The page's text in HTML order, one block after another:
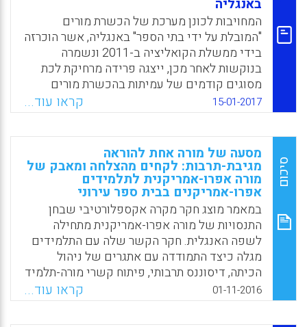
באנגליה
המחויבות לכונן מערכת של הכשרת מורים
"המובלת על ידי בתי הספר" באנגליה, אשר הוכרזה
בידי ממשלת הקואליציה ב-2011 ונשמרה
בנוקשות לאחר מכן, ייצגה פרידה מרחיקת לכת
מסוגים קודמים של עמיתות בהכשרת מורים
ראשונית. ב-2014, הממשלה כוננה "סקירה של
הכשרת מורים ראשונית", בהובלתו של מנהל בית
ספר יסודי, סר אנדרו קרטר. דבר זה נתן אות
להכרה בהכשרת מורים כ"בעיית מדיניות",
במונחים של מרילין קוכרן-סמית. הדוח, שפורסם
בתחילת שנת 2015, היה מגוון יותר ממה שניתן
היה לצפות, אף על-פי שמספר מתחים עמוקים
הופיעו בקריאה אנליטית צמודה יותר; ארבעה
ממתחים אלה דומים לאלה שהוגדרו בעבר על ידי
קוכרן-סמית ושניים הם מופעים חדשים. מאמר
זה מזהה ודן במתחים אלה כפי שהם מופיעים
בסקירה של קרטר ומקשר אותם לדיונים רחבים
יותר אודות הקשרים בין הוראה, הכשרת מורים,
עדויות ומחקר, ותהליכי קביעת מדיניות בחינוך
(Mutton, Trevor; Burn, Katharine; Menter, Ian,
15-01-2017 קראו עוד...
סיכום
מסעה של מורה אחת להוראה
מגיבת-תרבות: לקחים מהצלחה ומאבק של
מורה אפרו-אמריקנית לתלמידים
אפרו-אמריקנים בבית ספר עירוני
במאמר מוצג חקר מקרה אקספלורטיבי שבחן
התנסויות של מורה אפרו-אמריקנית מתחילה
לשפה האנגלית. חקר הקשר שלה עם התלמידים
מגלה כיצד התמודדה עם אתגרים של ניהול
הכיתה, דיסוננס תרבותי, פיתוח קשרי מורה-תלמיד
ומאבק ב"שליטה" של ערכים "לבנים" של המעמד
הבינוני כמעצבי אינטראקציות עם תלמידים
במערכת (Coffey, H., & Farinde-Wu, A).
01-11-2016 קראו עוד...